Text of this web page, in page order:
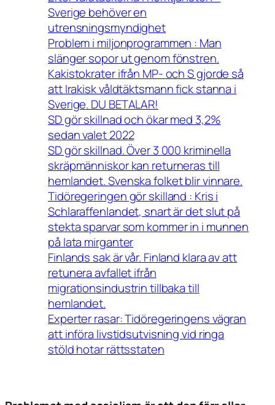
Sverige behöver en
utrensningsmyndighet
Problem i miljonprogrammen : Man
slänger sopor ut genom fönstren.
Kakistokrater ifrån MP- och S gjorde så
att Irakisk våldtäktsmann fick stanna i
Sverige. DU BETALAR!
SD gör skillnad och ökar med 3,2%
sedan valet 2022
SD gör skillnad. Över 3 000 kriminella
skräpmänniskor kan returneras till
hemlandet. Svenska folket blir vinnare.
Tidöregeringen gör skilland : Kris i
Schlaraffenlandet, snart är det slut på
stekta sparvar som kommer in i munnen
på lata mirganter
Finlands sak är vår. Finland klara av att
retunera avfallet ifrån
migrationsindustrin tillbaka till
hemlandet.
Experter rasar: Tidöregeringens vägran
att införa livstidsutvisning vid ringa
stöld hotar rättsstaten